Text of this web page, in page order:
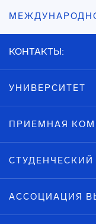
КОНТАКТЫ:
УНИВЕРСИТЕТ
ПРИЕМНАЯ
АССОЦИАЦИЯ